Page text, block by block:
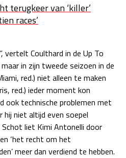
27 - 29 nov
za 19:00 - 20:00
zo 17:00 - 19:00
terugkeer van ‘killer’
races’
vertelt Coulthard in de Up To
in zijn tweede seizoen in de
red.) niet alleen te maken
red.) ieder moment kon
ook technische problemen met
hij niet altijd even soepel
Schot liet Kimi Antonelli door
‘het recht om het
meer dan verdiend te hebben.